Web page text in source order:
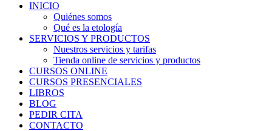
INICIO
Quiénes somos
Qué es la etología
SERVICIOS Y PRODUCTOS
Nuestros servicios y tarifas
Tienda online de servicios y productos
CURSOS ONLINE
CURSOS PRESENCIALES
LIBROS
BLOG
PEDIR CITA
CONTACTO